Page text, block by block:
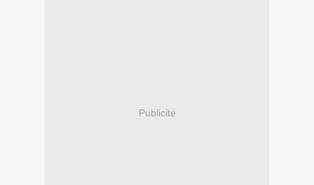
Publicité